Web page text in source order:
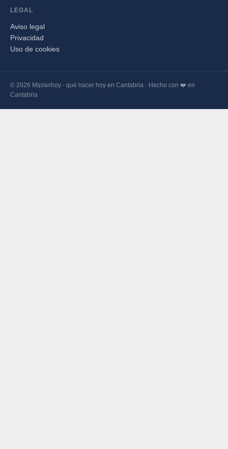
LEGAL
Aviso legal
Privacidad
Uso de cookies
© 2026 Miplanhoy - qué hacer hoy en Cantabria · Hecho con ❤️ en
Cantabria